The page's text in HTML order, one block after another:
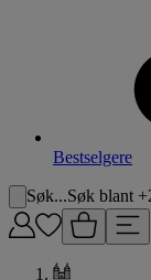
Bestselgere
Søk...Søk blant